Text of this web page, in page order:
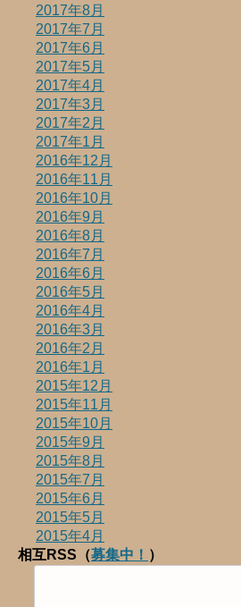
2017年8月
2017年7月
2017年6月
2017年5月
2017年4月
2017年3月
2017年2月
2017年1月
2016年12月
2016年11月
2016年10月
2016年9月
2016年8月
2016年7月
2016年6月
2016年5月
2016年4月
2016年3月
2016年2月
2016年1月
2015年12月
2015年11月
2015年10月
2015年9月
2015年8月
2015年7月
2015年6月
2015年5月
2015年4月
相互RSS（募集中！ ）